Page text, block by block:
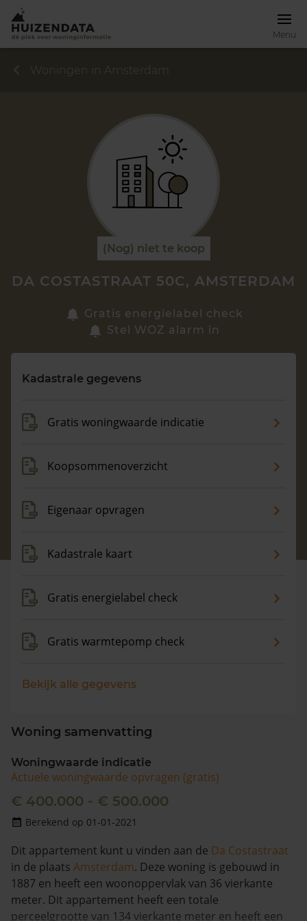
Menu
Zoek een woning
Maandag t/m vrijdag - 08:00 -18:00
Woningen in Amsterdam
(Nog) niet te koop
DA COSTASTRAAT 50C, AMSTERDAM
Gratis energielabel check
Stel WOZ alarm in
Kadastrale gegevens
Gratis woningwaarde indicatie
Koopsommenoverzicht
Eigenaar opvragen
Kadastrale kaart
Gratis energielabel check
Gratis warmtepomp check
Bekijk alle gegevens
Woning samenvatting
Woningwaarde indicatie
Actuele woningwaarde opvragen (gratis)
€ 400.000 - € 500.000
Berekend op 01-01-2021
Dit appartement kunt u vinden aan de Da Costastraat
in de plaats Amsterdam. Deze woning is gebouwd in
1887 en heeft een woonoppervlak van 36 vierkante
meter. Dit appartement heeft een totale
perceelgrootte van 134 vierkante meter en heeft een